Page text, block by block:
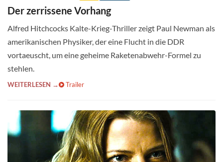
Der zerrissene Vorhang
Alfred Hitchcocks Kalte-Krieg-Thriller zeigt Paul Newman als
amerikanischen Physiker, der eine Flucht in die DDR
vortaeuscht, um eine geheime Raketenabwehr-Formel zu
stehlen.
WEITERLESEN → Trailer